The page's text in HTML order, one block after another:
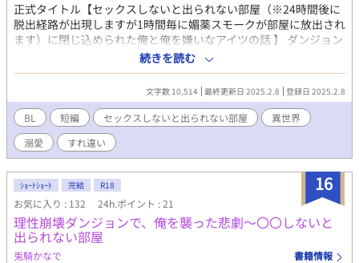
正式タイトル【セックスしないと出られない部屋（※24時間後に
脱出経路が出現しますが1時間毎に媚薬スモークが部屋に放出され
ます）に閉じ込められた俺と俺を嫌いなアイツの話 】 ダンジョン
で隠し魔法陣を誤って作動させたノアは、同じパーティーメンバ
ーのアレンを巻き込んでセックスしないと出られない部屋に閉じ
込められてしまった。 しかし、不幸中の幸いで24時間経過すれば
自然と外に出られる仕様で安堵するも、1時間毎に放出される媚薬
スモークで身体はどんどん熱っていく。 アレンにめちゃくちゃに
抱かれたい。 でもダメだ。だってアレンは俺のことが嫌いなんだ
から。 初恋拗らせ攻め×嫌われてると思い込んでる受けのすれ違
いエロトラップラブ このお話はムーンライトノベルズでも公開し
ています。
続きを読む
文字数 10,514 最終更新日 2025.2.8 登録日 2025.2.8
BL 短編 セックスしないと出られない部屋
異世界
溺愛
すれ違い
16
ｼｮｰﾄｼｮｰﾄ 完結 R18
お気に入り : 132 24h.ポイント : 21
理性崩壊ダンジョンで、俺を襲った悲劇〜〇〇しないと
出られない部屋
兎騎かなで 書籍情報